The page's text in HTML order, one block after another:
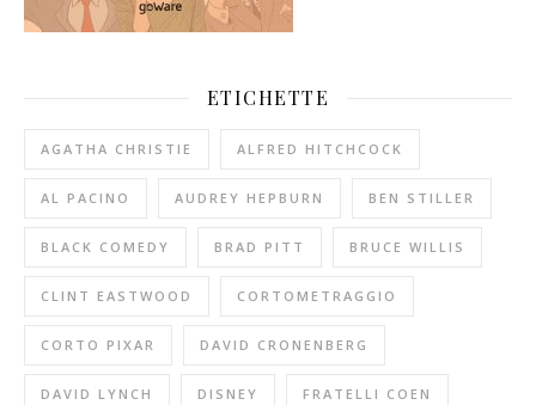
ETICHETTE
AGATHA CHRISTIE ALFRED HITCHCOCK
AL PACINO AUDREY HEPBURN BEN STILLER
BLACK COMEDY BRAD PITT BRUCE WILLIS
CLINT EASTWOOD CORTOMETRAGGIO
CORTO PIXAR DAVID CRONENBERG
DAVID LYNCH DISNEY FRATELLI COEN